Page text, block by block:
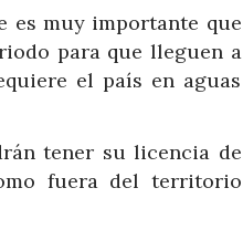
es muy importante que
para que lleguen a
el país en aguas
tener su licencia de
fuera del territorio